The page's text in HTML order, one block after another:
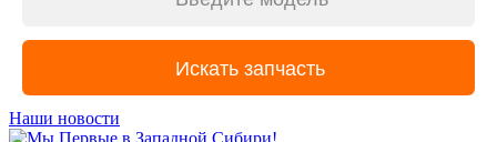
Наши новости